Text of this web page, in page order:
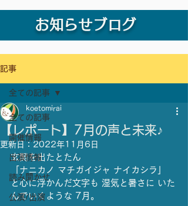
お知らせブログ
記事
全ての記事
開催情報
出演情報
読み聞かせ
公演/出演
全ての記事
【レポート】7月の声と未来♪
koetomirai
更新日： 2022年11月6日
玄関を出たとたん
「ナニカノ マチガイジャ ナイカシラ」
と心に浮かんだ文字も 湿気と暑さに いた
んでいくような 7月。